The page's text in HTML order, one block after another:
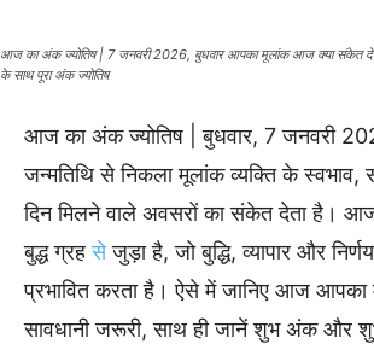
आज का अंक ज्योतिष | 7 जनवरी 2026, बुधवार आपका मूलांक आज क्या संकेत
के साथ पूरा अंक ज्योतिष
आज का अंक ज्योतिष | बुधवार, 7 जनवरी
जन्मतिथि से निकला मूलांक व्यक्ति के
दिन मिलने वाले अवसरों का संकेत देता है।
बुद्ध ग्रहसेजुड़ा है, जो बुद्धि, व्यापार और
प्रभावित करता है। ऐसे में जानिए आज आपका
सावधानी जरूरी, साथ ही जानें शुभ अंक और